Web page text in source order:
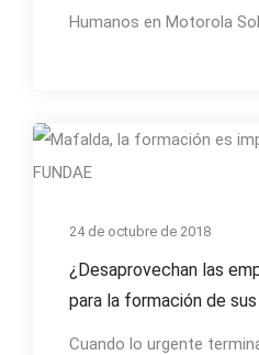
Humanos en Motorola
24 de octubre de 2018
¿Desaprovechan las
para la formación de
Cuando lo urgente